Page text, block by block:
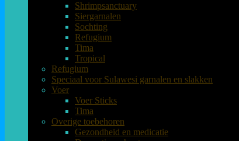
Shrimpsanctuary
Siergarnalen
Sochting
Refugium
Tima
Tropical
Refugium
Speciaal voor Sulawesi garnalen en slakken
Voer
Voer Sticks
Tima
Overige toebehoren
Gezondheid en medicatie